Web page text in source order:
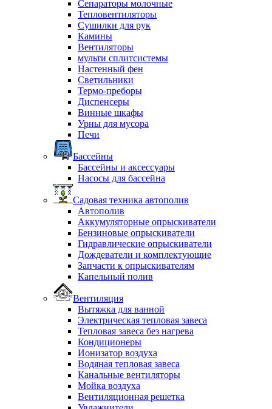
Сепараторы молочные
Тепловентиляторы
Сушилки для рук
Камины
Вентиляторы
мульти сплитсистемы
Настенный фен
Светильники
Термо-преборы
Диспенсеры
Винные шкафы
Урны для мусора
Печи
Бассейны
Бассейны и аксессуары
Насосы для бассейна
Садовая техника автополив
Автополив
Аккумуляторные опрыскиватели
Бензиновые опрыскиватели
Гидравлические опрыскиватели
Дождеватели и комплектующие
Запчасти к опрыскивателям
Капельный полив
Вентиляция
Вытяжка для ванной
Электрическая тепловая завеса
Тепловая завеса без нагрева
Кондиционеры
Ионизатор воздуха
Водяная тепловая завеса
Канальные вентиляторы
Мойка воздуха
Вентиляционная решетка